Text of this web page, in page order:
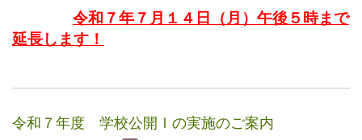
令和７年７月１４日（月）午後５時まで
延長します！
令和７年度 学校公開Ⅰの実施のご案内